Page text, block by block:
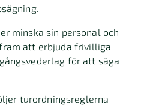
minska sin personal och
att erbjuda frivilliga
för att säga
turordningsreglerna